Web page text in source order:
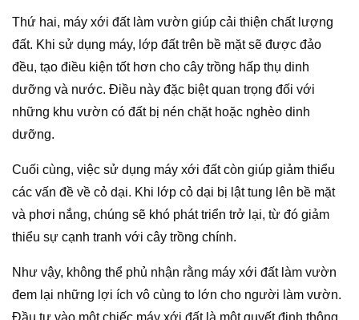
Thứ hai, máy xới đất làm vườn giúp cải thiện chất lượng
đất. Khi sử dụng máy, lớp đất trên bề mặt sẽ được đảo
đều, tạo điều kiện tốt hơn cho cây trồng hấp thụ dinh
dưỡng và nước. Điều này đặc biệt quan trọng đối với
những khu vườn có đất bị nén chặt hoặc nghèo dinh
dưỡng.
Cuối cùng, việc sử dụng máy xới đất còn giúp giảm thiểu
các vấn đề về cỏ dại. Khi lớp cỏ dại bị lật tung lên bề mặt
và phơi nắng, chúng sẽ khó phát triển trở lại, từ đó giảm
thiểu sự cạnh tranh với cây trồng chính.
Như vậy, không thể phủ nhận rằng máy xới đất làm vườn
đem lại những lợi ích vô cùng to lớn cho người làm vườn.
Đầu tư vào một chiếc máy xới đất là một quyết định thông